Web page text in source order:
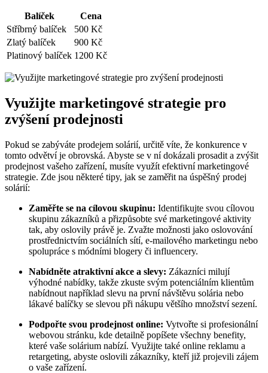
Balíček
Cena
Stříbrný balíček
500 Kč
Zlatý balíček
900 Kč
Platinový balíček 1200 Kč
Využijte marketingové strategie pro
zvýšení prodejnosti
Pokud se zabýváte prodejem solárií, určitě víte, že konkurence v
tomto odvětví je obrovská. Abyste se v ní dokázali prosadit a zvýšit
prodejnost vašeho zařízení, musíte využít efektivní marketingové
strategie. Zde jsou některé tipy, jak se zaměřit na úspěšný prodej
solárií:
Zaměřte se na cílovou skupinu: Identifikujte svou cílovou
skupinu zákazníků a přizpůsobte své marketingové aktivity
tak, aby oslovily právě je. Zvažte možnosti jako oslovování
prostřednictvím sociálních sítí, e-mailového marketingu nebo
spolupráce s módními blogery či influencery.
Nabídněte atraktivní akce a slevy: Zákazníci milují
výhodné nabídky, takže zkuste svým potenciálním klientům
nabídnout například slevu na první návštěvu solária nebo
lákavé balíčky se slevou při nákupu většího množství sezení.
Podpořte svou prodejnost online: Vytvořte si profesionální
webovou stránku, kde detailně popíšete všechny benefity,
které vaše solárium nabízí. Využijte také online reklamu a
retargeting, abyste oslovili zákazníky, kteří již projevili zájem
o vaše zařízení.